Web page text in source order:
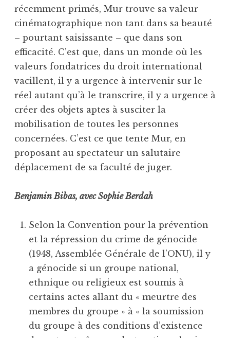
récemment primés, Mur trouve sa valeur
cinématographique non tant dans sa beauté
– pourtant saisissante – que dans son
efficacité. C’est que, dans un monde où les
valeurs fondatrices du droit international
vacillent, il y a urgence à intervenir sur le
réel autant qu’à le transcrire, il y a urgence à
créer des objets aptes à susciter la
mobilisation de toutes les personnes
concernées. C’est ce que tente Mur, en
proposant au spectateur un salutaire
déplacement de sa faculté de juger.
Benjamin Bibas, avec Sophie Berdah
Selon la Convention pour la prévention
et la répression du crime de génocide
(1948, Assemblée Générale de l’ONU), il y
a génocide si un groupe national,
ethnique ou religieux est soumis à
certains actes allant du « meurtre des
membres du groupe » à « la soumission
du groupe à des conditions d’existence